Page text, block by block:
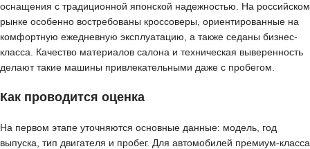
оснащения с традиционной японской надежностью. На российском
рынке особенно востребованы кроссоверы, ориентированные на
комфортную ежедневную эксплуатацию, а также седаны бизнес-
класса. Качество материалов салона и техническая выверенность
делают такие машины привлекательными даже с пробегом.
Как проводится оценка
На первом этапе уточняются основные данные: модель, год
выпуска, тип двигателя и пробег. Для автомобилей премиум-класса